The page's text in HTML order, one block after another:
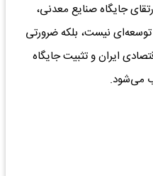
جایگاه صنایع معدنی،
نیست، بلکه ضرورتی
ایران و تثبیت جایگاه
می‌شود.